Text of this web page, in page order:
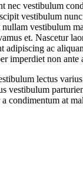
nec vestibulum
vestibulum
vestibulum
et. Nascetur
adipiscing ac
imperdiet non ante
lectus
vestibulum
condimentum at